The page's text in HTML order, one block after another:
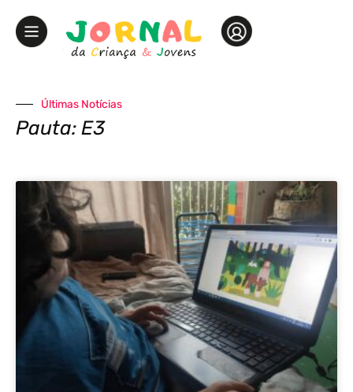
Últimas Notícias
Pauta: E3